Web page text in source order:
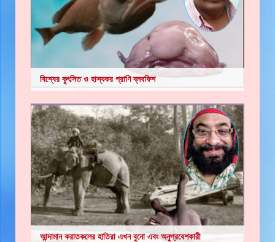
বিশ্বের কুৎসিত ও হাস্যকর প্রাণি ব্লবফিশ
আন্দামান করাতকলের হাতিরা এখন বুনো এবং অনুপ্রবেশকারী